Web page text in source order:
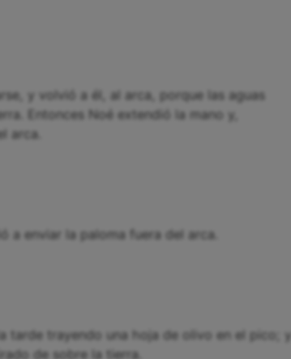
y volvió a él, al arca, porque las aguas
Entonces Noé extendió la mano y,
arca.
a enviar la paloma fuera del arca.
tarde trayendo una hoja de olivo en el pico; y
de sobre la tierra.